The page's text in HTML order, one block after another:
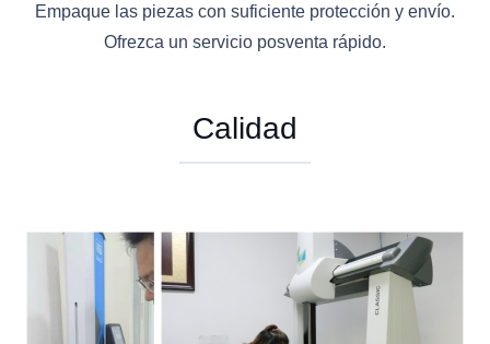
Empaque las piezas con suficiente protección y envío.
Ofrezca un servicio posventa rápido.
Calidad